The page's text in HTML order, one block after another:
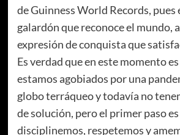
de Guinness World Records, pues
galardón que reconoce el mundo,
expresión de conquista que
Es verdad que en este momento
estamos agobiados por una
globo terráqueo y todavía no
de solución, pero el primer paso
disciplinemos, respetemos y